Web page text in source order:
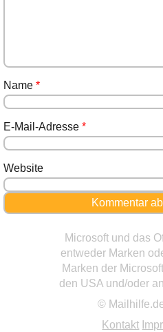
Name *
E-Mail-Adresse *
Website
Microsoft und das
entweder Marken
Marken der
den USA und/oder
©
Kontakt